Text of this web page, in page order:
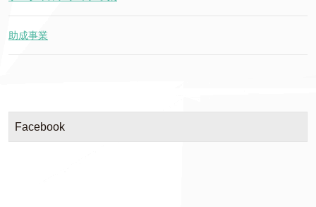
助成事業
Facebook